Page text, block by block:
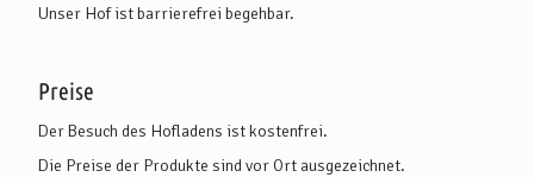
Unser Hof ist barrierefrei begehbar.
Preise
Der Besuch des Hofladens ist kostenfrei.
Die Preise der Produkte sind vor Ort ausgezeichnet.